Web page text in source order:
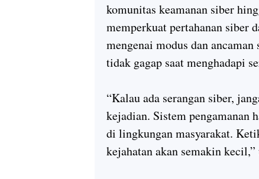
komunitas keamanan siber
memperkuat pertahanan siber
mengenai modus dan
tidak gagap saat menghadapi
“Kalau ada serangan siber,
kejadian. Sistem pengamanan
di lingkungan masyarakat.
kejahatan akan semakin kecil,”